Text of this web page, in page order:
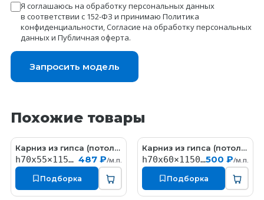
Я соглашаюсь на обработку персональных данных
в соответствии с 152-ФЗ и принимаю Политика
конфиденциальности,Согласие на обработку персональных
данныхи Публичная оферта.
Запросить модель
Похожие товары
KT058Карниз из гипса (потолочный плинтус) (h70x55мм)
h70x55×1150мм 487 ₽/м.п.
Подборка
КT323Карниз из гипса (потолочный плинтус) (h70x60мм)
h70x60×1150мм500 ₽/м.п.
Подборка